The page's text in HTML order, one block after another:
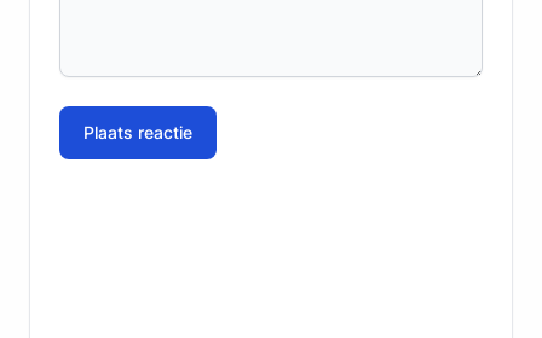
Plaats reactie